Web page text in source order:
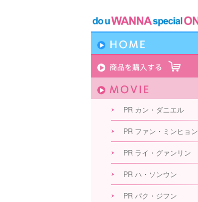
PR カン・ダニエル
PR ファン・ミンヒョン
PR ライ・グァンリン
PR ハ・ソンウン
PR パク・ジフン